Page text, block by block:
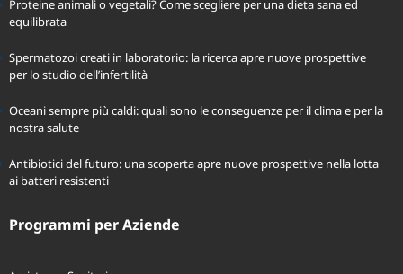
Proteine animali o vegetali? Come scegliere per una dieta sana ed
equilibrata
Spermatozoi creati in laboratorio: la ricerca apre nuove prospettive
per lo studio dell’infertilità
Oceani sempre più caldi: quali sono le conseguenze per il clima e per la
nostra salute
Antibiotici del futuro: una scoperta apre nuove prospettive nella lotta
ai batteri resistenti